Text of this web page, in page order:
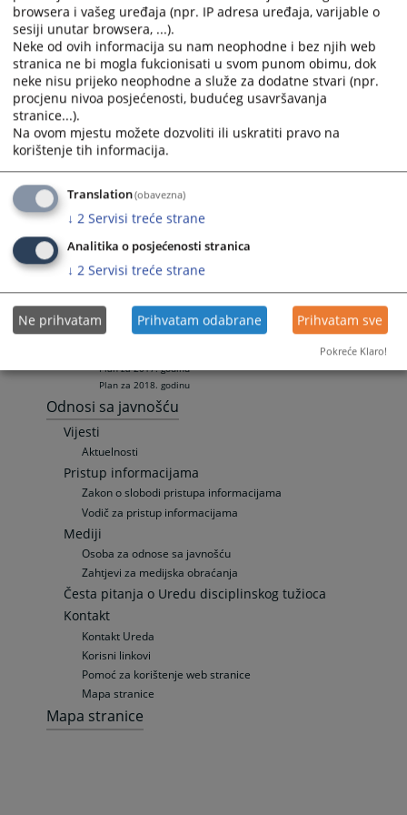
Kodeks tužilačke etike
Smjernice - sukob interesa
Smjernice - sukob interesa
Smjernice - disciplinske mjere
Smjernice - disciplinske mjere
Primjeri disciplinskih prekršaja
Dokumenti
Dokumenti Ureda
Brošure
Priručnici
Publikacije
Disciplinske odluke
Konačne disciplinske odluke
Konačne odluke VSTV BiH u disciplinskim postupcima
Plan za 2017. godinu
Plan za 2018. godinu
Odnosi sa javnošću
Vijesti
Aktuelnosti
Pristup informacijama
Zakon o slobodi pristupa informacijama
Vodič za pristup informacijama
Mediji
Osoba za odnose sa javnošću
Zahtjevi za medijska obraćanja
Česta pitanja o Uredu disciplinskog tužioca
Kontakt
Kontakt Ureda
Korisni linkovi
Pomoć za korištenje web stranice
Mapa stranice
Mapa stranice
browsera i vašeg uređaja (npr. IP adresa uređaja, varijable o
sesiji unutar browsera, ...).
Neke od ovih informacija su nam neophodne i bez njih web
stranica ne bi mogla fukcionisati u svom punom obimu, dok
neke nisu prijeko neophodne a služe za dodatne stvari (npr.
procjenu nivoa posjećenosti, budućeg usavršavanja
stranice...).
Na ovom mjestu možete dozvoliti ili uskratiti pravo na
korištenje tih informacija.
Translation(obavezna)
↓ 2 Servisi treće strane
Analitika o posjećenosti stranica
↓ 2 Servisi treće strane
Ne prihvatam Prihvatam odabrane Prihvatam sve
Pokreće Klaro!